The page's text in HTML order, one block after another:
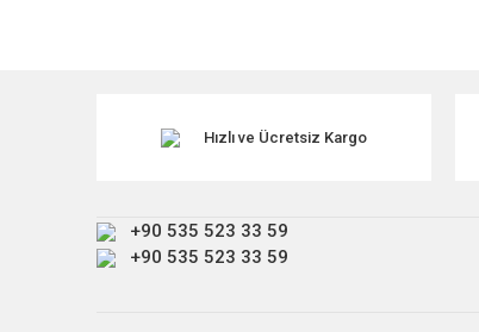
Ürün açıklamasında eksik bilgiler bulunuyor.
Bu ürüne benzer farklı alternatifler olmalı.
Hızlı ve Ücretsiz Kargo
+90 535 523 33 59
+90 535 523 33 59